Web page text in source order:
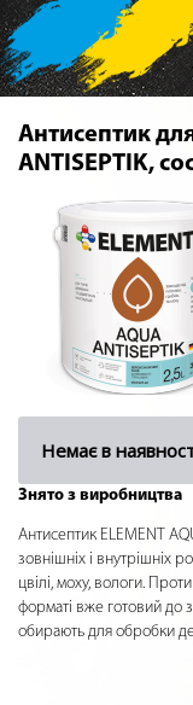
Антисептик
ANTISEPTIK,
Немає в
Знято з виробництва
Антисептик ELEMENT
зовнішніх і внутрішніх
цвілі, моху, вологи.
форматі вже готовий до
обирають для обробки